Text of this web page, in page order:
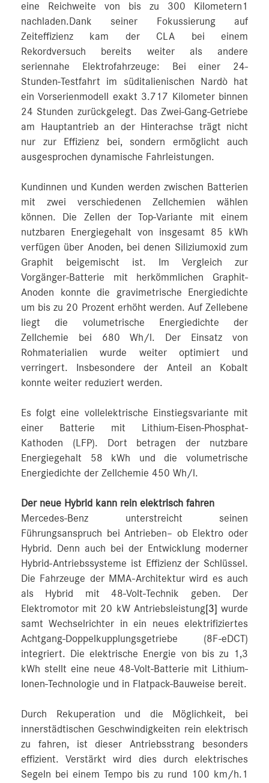
eine Reichweite von bis zu 300 Kilometern1
nachladen.Dank seiner Fokussierung auf
Zeiteffizienz kam der CLA bei einem
Rekordversuch bereits weiter als andere
seriennahe Elektrofahrzeuge: Bei einer 24-
Stunden-Testfahrt im süditalienischen Nardò hat
ein Vorserienmodell exakt 3.717 Kilometer binnen
24 Stunden zurückgelegt. Das Zwei-Gang-Getriebe
am Hauptantrieb an der Hinterachse trägt nicht
nur zur Effizienz bei, sondern ermöglicht auch
ausgesprochen dynamische Fahrleistungen.
Kundinnen und Kunden werden zwischen Batterien
mit zwei verschiedenen Zellchemien wählen
können. Die Zellen der Top-Variante mit einem
nutzbaren Energiegehalt von insgesamt 85 kWh
verfügen über Anoden, bei denen Siliziumoxid zum
Graphit beigemischt ist. Im Vergleich zur
Vorgänger-Batterie mit herkömmlichen Graphit-
Anoden konnte die gravimetrische Energiedichte
um bis zu 20 Prozent erhöht werden. Auf Zellebene
liegt die volumetrische Energiedichte der
Zellchemie bei 680 Wh/l. Der Einsatz von
Rohmaterialien wurde weiter optimiert und
verringert. Insbesondere der Anteil an Kobalt
konnte weiter reduziert werden.
Es folgt eine vollelektrische Einstiegsvariante mit
einer Batterie mit Lithium-Eisen-Phosphat-
Kathoden (LFP). Dort betragen der nutzbare
Energiegehalt 58 kWh und die volumetrische
Energiedichte der Zellchemie 450 Wh/l.
Der neue Hybrid kann rein elektrisch fahren
Mercedes-Benz unterstreicht seinen
Führungsanspruch bei Antrieben– ob Elektro oder
Hybrid. Denn auch bei der Entwicklung moderner
Hybrid-Antriebssysteme ist Effizienz der Schlüssel.
Die Fahrzeuge der MMA-Architektur wird es auch
als Hybrid mit 48-Volt-Technik geben. Der
Elektromotor mit 20 kW Antriebsleistung[3] wurde
samt Wechselrichter in ein neues elektrifiziertes
Achtgang-Doppelkupplungsgetriebe (8F-eDCT)
integriert. Die elektrische Energie von bis zu 1,3
kWh stellt eine neue 48-Volt-Batterie mit Lithium-
Ionen-Technologie und in Flatpack-Bauweise bereit.
Durch Rekuperation und die Möglichkeit, bei
innerstädtischen Geschwindigkeiten rein elektrisch
zu fahren, ist dieser Antriebsstrang besonders
effizient. Verstärkt wird dies durch elektrisches
Segeln bei einem Tempo bis zu rund 100 km/h.1